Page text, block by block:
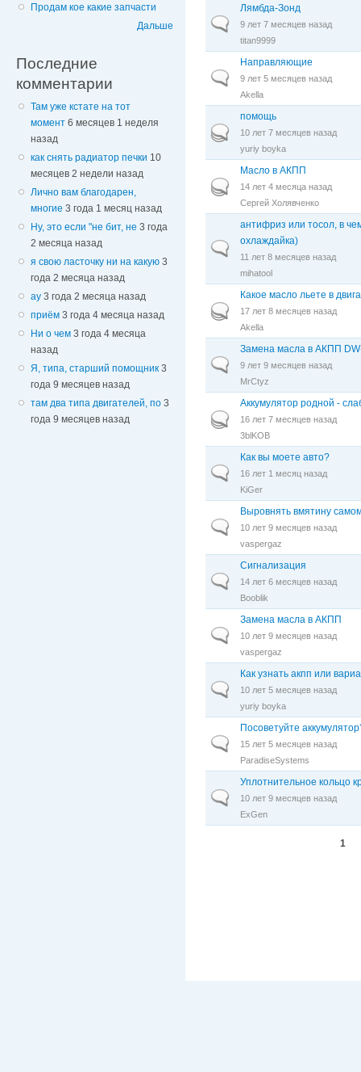
Продам кое какие запчасти
Дальше
Последние
комментарии
Там уже кстате на тот
момент 6 месяцев 1 неделя
назад
как снять радиатор печки 10
месяцев 2 недели назад
Лично вам благодарен,
многие 3 года 1 месяц назад
Ну, это если "не бит, не 3 года
2 месяца назад
я свою ласточку ни на какую 3
года 2 месяца назад
ау 3 года 2 месяца назад
приём 3 года 4 месяца назад
Ни о чем 3 года 4 месяца
назад
Я, типа, старший помощник 3
года 9 месяцев назад
там два типа двигателей, по 3
года 9 месяцев назад
Обычная тема
Лямбда-Зонд
9 лет 7 месяцев назад
titan9999
Обычная тема
Направляющие
9 лет 5 месяцев назад
Akella
Горячая тема
помощь
10 лет 7 месяцев назад
yuriy boyka
Горячая тема
Масло в АКПП
14 лет 4 месяца назад
Сергей Холявченко
Обычная тема
антифриз или тосол, в
охлаждайка)
11 лет 8 месяцев назад
mihatool
Горячая тема
Какое масло льете в
17 лет 8 месяцев назад
Akella
Обычная тема
Замена масла в АКПП
9 лет 9 месяцев назад
MrCtyz
Горячая тема
Аккумулятор родной -
16 лет 7 месяцев назад
3blKOB
Обычная тема
Как вы моете авто?
16 лет 1 месяц назад
KiGer
Обычная тема
Выровнять вмятину
10 лет 9 месяцев назад
vaspergaz
Обычная тема
Сигнализация
14 лет 6 месяцев назад
Booblik
Обычная тема
Замена масла в АКПП
10 лет 9 месяцев назад
vaspergaz
Обычная тема
Как узнать акпп или
10 лет 5 месяцев назад
yuriy boyka
Обычная тема
Посоветуйте
15 лет 5 месяцев назад
ParadiseSystems
Обычная тема
Уплотнительное кольцо
10 лет 9 месяцев назад
ExGen
1